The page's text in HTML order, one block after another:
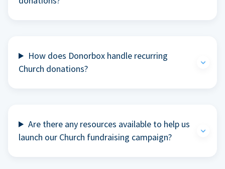
How does Donorbox handle recurring
Church donations?
Are there any resources available to help us
launch our Church fundraising campaign?